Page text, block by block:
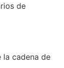
de
cadena de